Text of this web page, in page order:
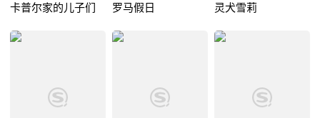
卡普尔家的儿子们 罗马假日 灵犬雪莉